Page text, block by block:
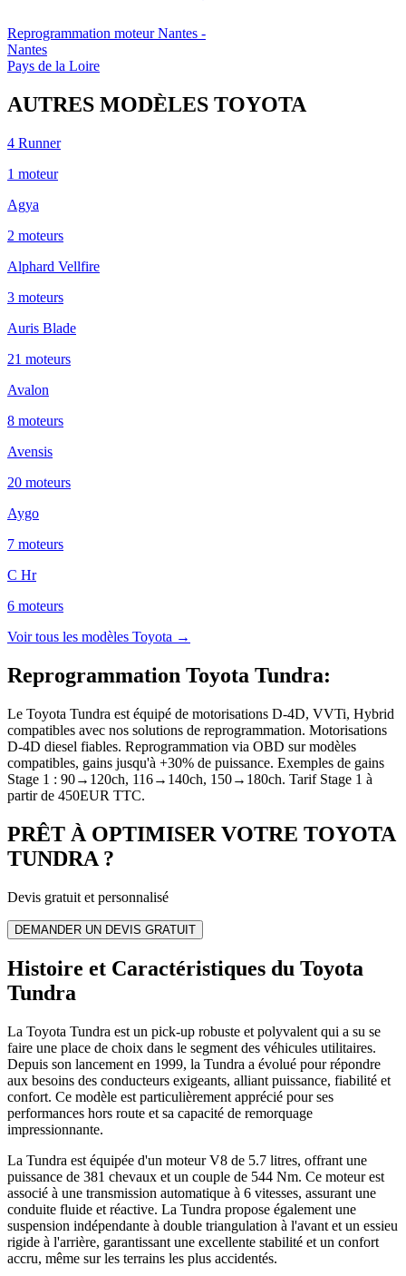
Reprogrammation moteurNantes -
Nantes
Pays de la Loire
AUTRES MODÈLES TOYOTA
4 Runner
1 moteur
Agya
2 moteurs
Alphard Vellfire
3 moteurs
Auris Blade
21 moteurs
Avalon
8 moteurs
Avensis
20 moteurs
Aygo
7 moteurs
C Hr
6 moteurs
Voir tous les modèles Toyota →
Reprogrammation Toyota Tundra:
Le Toyota Tundra est équipé de motorisations D-4D, VVTi, Hybrid
compatibles avec nos solutions de reprogrammation. Motorisations
D-4D diesel fiables. Reprogrammation via OBD sur modèles
compatibles, gains jusqu'à +30% de puissance. Exemples de gains
Stage 1 : 90→120ch, 116→140ch, 150→180ch. Tarif Stage 1 à
partir de 450EUR TTC.
PRÊT À OPTIMISER VOTRE TOYOTA
TUNDRA ?
Devis gratuit et personnalisé
DEMANDER UN DEVIS GRATUIT
Histoire et Caractéristiques du Toyota
Tundra
La Toyota Tundra est un pick-up robuste et polyvalent qui a su se
faire une place de choix dans le segment des véhicules utilitaires.
Depuis son lancement en 1999, la Tundra a évolué pour répondre
aux besoins des conducteurs exigeants, alliant puissance, fiabilité et
confort. Ce modèle est particulièrement apprécié pour ses
performances hors route et sa capacité de remorquage
impressionnante.
La Tundra est équipée d'un moteur V8 de 5.7 litres, offrant une
puissance de 381 chevaux et un couple de 544 Nm. Ce moteur est
associé à une transmission automatique à 6 vitesses, assurant une
conduite fluide et réactive. La Tundra propose également une
suspension indépendante à double triangulation à l'avant et un essieu
rigide à l'arrière, garantissant une excellente stabilité et un confort
accru, même sur les terrains les plus accidentés.